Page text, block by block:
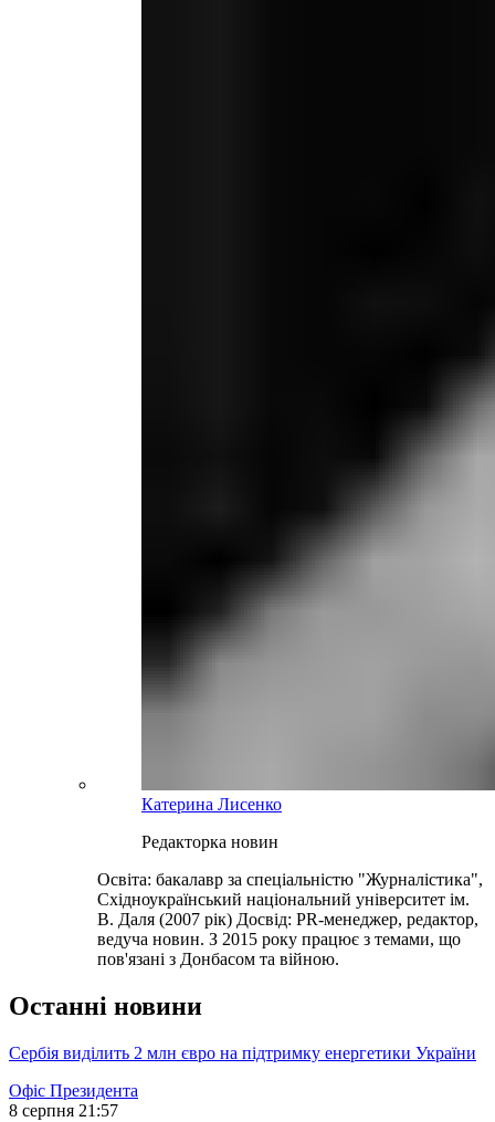
Катерина Лисенко
Редакторка новин
Освіта: бакалавр за спеціальністю "Журналістика",
Східноукраїнський національний університет ім.
В. Даля (2007 рік) Досвід: PR-менеджер, редактор,
ведуча новин. З 2015 року працює з темами, що
пов'язані з Донбасом та війною.
Останні новини
Сербія виділить 2 млн євро на підтримку енергетики України
Офіс Президента
8 серпня 21:57